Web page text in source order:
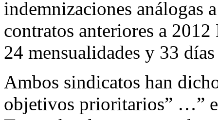
indemnizaciones análogas
contratos anteriores a
24 mensualidades y 33
Ambos sindicatos han
objetivos prioritarios” …”